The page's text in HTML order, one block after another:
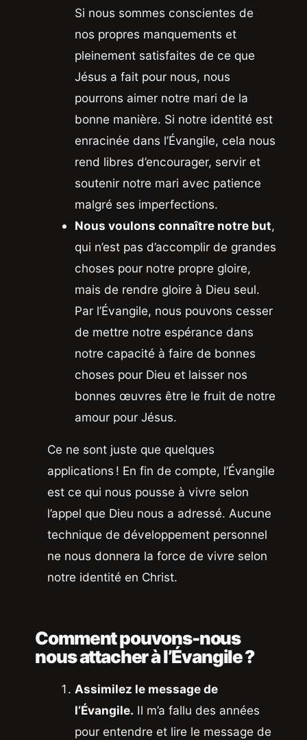
Si nous sommes conscientes de
nos propres manquements et
pleinement satisfaites de ce que
Jésus a fait pour nous, nous
pourrons aimer notre mari de la
bonne manière. Si notre identité est
enracinée dans l’Évangile, cela nous
rend libres d’encourager, servir et
soutenir notre mari avec patience
malgré ses imperfections.
Nous voulons connaître notre but,
qui n’est pas d’accomplir de grandes
choses pour notre propre gloire,
mais de rendre gloire à Dieu seul.
Par l’Évangile, nous pouvons cesser
de mettre notre espérance dans
notre capacité à faire de bonnes
choses pour Dieu et laisser nos
bonnes œuvres être le fruit de notre
amour pour Jésus.
Ce ne sont juste que quelques
applications ! En fin de compte, l’Évangile
est ce qui nous pousse à vivre selon
l’appel que Dieu nous a adressé. Aucune
technique de développement personnel
ne nous donnera la force de vivre selon
notre identité en Christ.
Comment pouvons-nous
nous attacher à l’Évangile ?
Assimilez le message de
l’Évangile. Il m’a fallu des années
pour entendre et lire le message de